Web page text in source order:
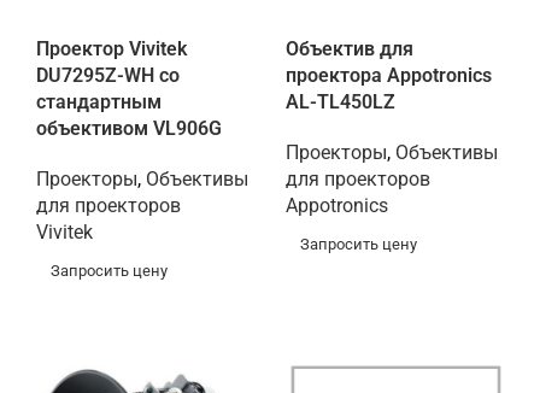
Проектор Vivitek
DU7295Z-WH со
стандартным
объективом VL906G
Проекторы, Объективы
для проекторов
Vivitek
Запросить цену
Объектив для
проектора Appotronics
AL-TL450LZ
Проекторы, Объективы
для проекторов
Appotronics
Запросить цену